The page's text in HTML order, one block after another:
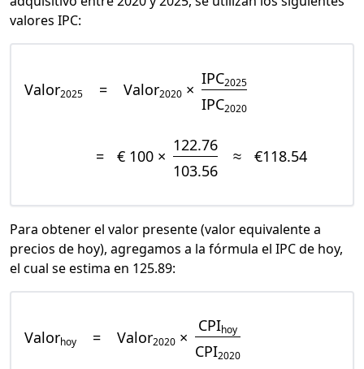
valores IPC:
Valor2025 = Valor2020 ×
IPC2025
IPC2020
= € 100 ×
122.76
103.56
≈ €118.54
Para obtener el valor presente (valor equivalente a
precios de hoy), agregamos a la fórmula el IPC de hoy,
el cual se estima en 125.89:
Valorhoy = Valor2020 ×
CPIhoy
CPI2020